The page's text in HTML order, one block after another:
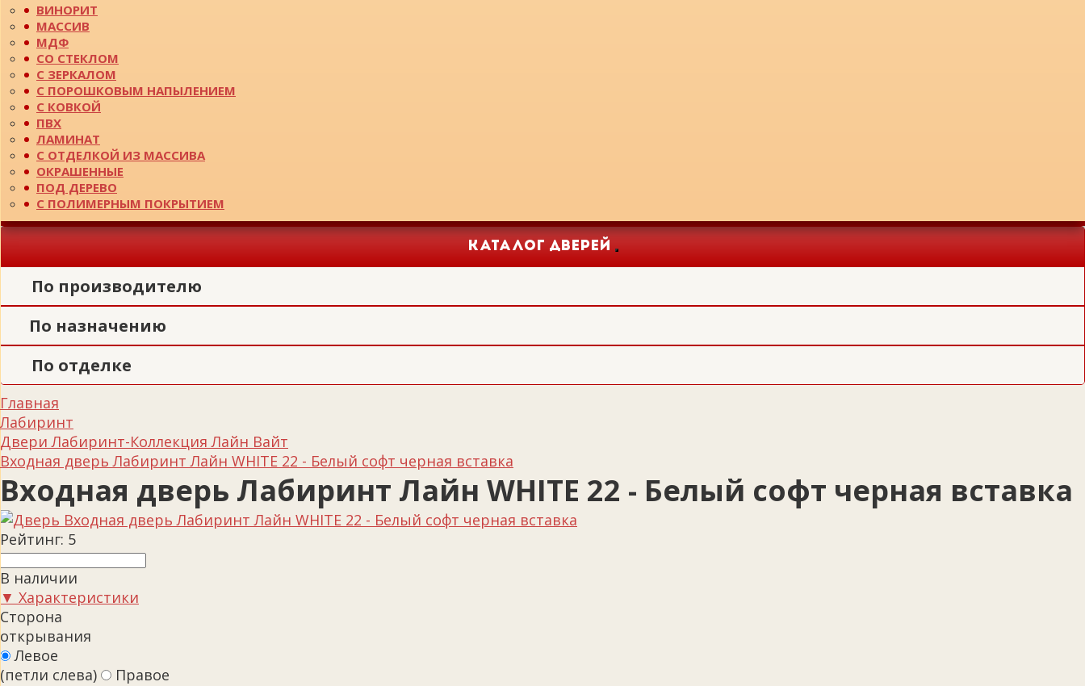
ВИНОРИТ
МАССИВ
МДФ
СО СТЕКЛОМ
С ЗЕРКАЛОМ
С ПОРОШКОВЫМ НАПЫЛЕНИЕМ
С КОВКОЙ
ПВХ
ЛАМИНАТ
С ОТДЕЛКОЙ ИЗ МАССИВА
ОКРАШЕННЫЕ
ПОД ДЕРЕВО
С ПОЛИМЕРНЫМ ПОКРЫТИЕМ
КАТАЛОГ ДВЕРЕЙ
Toggle
navigation
По производителю
По назначению
По отделке
Главная
Лабиринт
Двери Лабиринт-Коллекция Лайн Вайт
Входная дверь Лабиринт Лайн WHITE 22 - Белый софт черная вставка
Входная дверь Лабиринт Лайн WHITE 22 - Белый софт черная вставка
Рейтинг: 5
В наличии
▼ Характеристики
Сторона
открывания
Левое
(петли слева)
Правое